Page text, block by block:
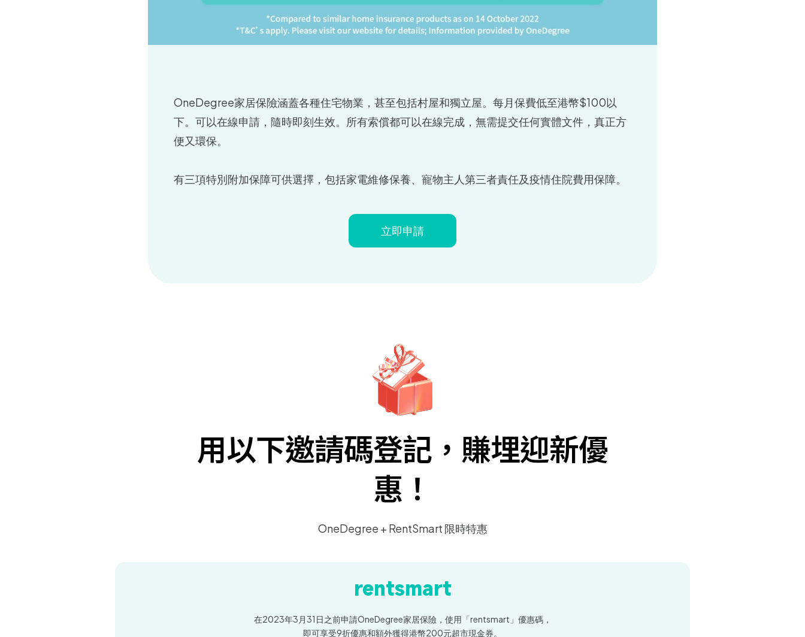
OneDegree家居保險涵蓋各種住宅物業，甚至包括村屋和獨立屋。每月保費低至港幣$100以
下。可以在線申請，隨時即刻生效。所有索償都可以在線完成，無需提交任何實體文件，真正方
便又環保。
有三項特別附加保障可供選擇，包括家電維修保養、寵物主人第三者責任及疫情住院費用保障。
立即申請
用以下邀請碼登記，賺埋迎新優
惠！
OneDegree + RentSmart 限時特惠
rentsmart
在2023年3月31日之前申請OneDegree家居保險，使用「rentsmart」優惠碼，
即可享受9折優惠和額外獲得港幣200元超市現金券。